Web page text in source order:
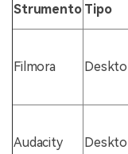
Strumento Tipo
Filmora
Audacity